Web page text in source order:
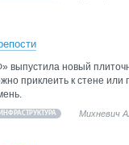
выпустила новый
приклеить к стене или
ИНФРАСТРУКТУРА Михневич